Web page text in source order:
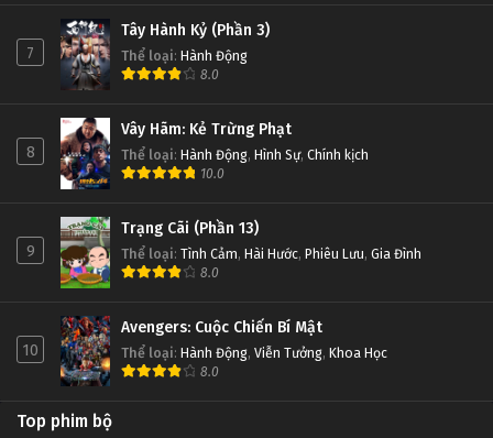
7
Tây Hành Kỷ (Phần 3)
Thể loại: Hành Động
8.0
8
Vây Hãm: Kẻ Trừng Phạt
Thể loại: Hành Động, Hình Sự, Chính kịch
10.0
9
Trạng Cãi (Phần 13)
Thể loại: Tình Cảm, Hài Hước, Phiêu Lưu, Gia Đình
8.0
10
Avengers: Cuộc Chiến Bí Mật
Thể loại: Hành Động, Viễn Tưởng, Khoa Học
8.0
Top phim bộ